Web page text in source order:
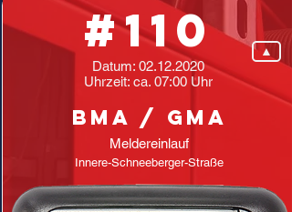
Datum: 02.12.2020
Uhrzeit: ca. 07:00 Uhr
#110 ▲
BMA / GMA
Meldereinlauf
Innere-Schneeberger-Straße